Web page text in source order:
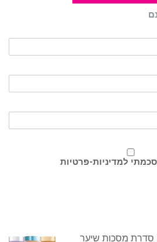
למדיניות-פרטיות
סדרת מסכות שיער